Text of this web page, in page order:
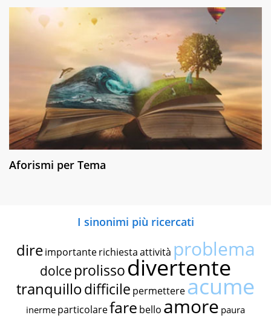
Aforismi per Tema
I sinonimi più ricercati
dire importante richiestaattività problema
dolce prolissodivertente
tranquillodifficile permettereacume
inerme particolarefare bello amore paura